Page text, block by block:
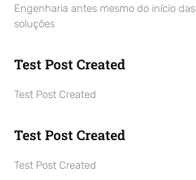
Engenharia antes mesmo do início
soluções
Test Post Created
Test Post Created
Test Post Created
Test Post Created